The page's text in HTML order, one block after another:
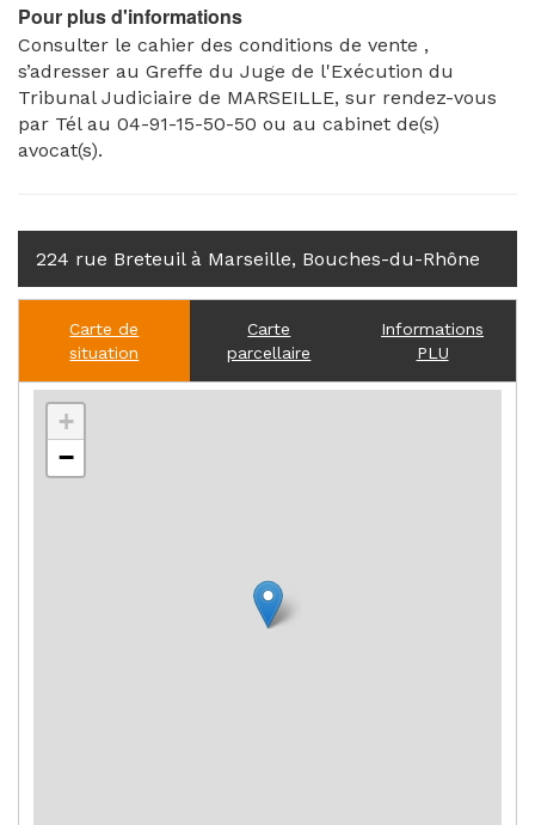
Pour plus d'informations
Consulter le cahier des conditions de vente ,
s’adresser au Greffe du Juge de l'Exécution du
Tribunal Judiciaire de MARSEILLE, sur rendez-vous
par Tél au 04-91-15-50-50 ou au cabinet de(s)
avocat(s).
224 rue Breteuil à Marseille, Bouches-du-Rhône
Carte de
situation
Carte
parcellaire
Informations
PLU
+
−